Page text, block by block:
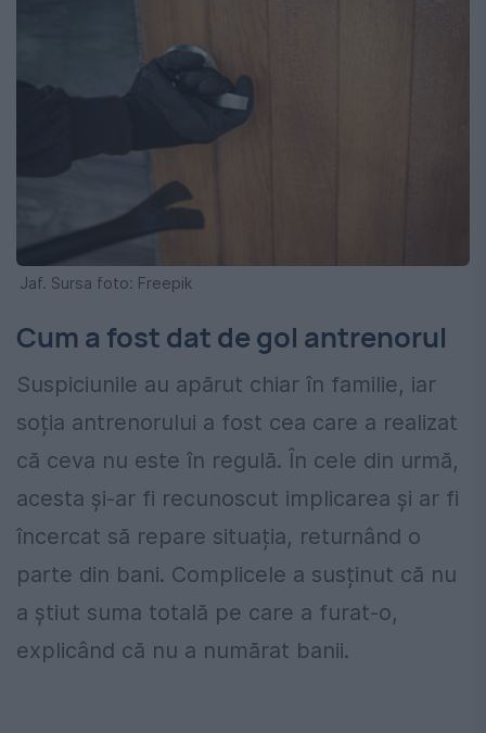
Jaf. Sursa foto: Freepik
Cum a fost dat de gol antrenorul
Suspiciunile au apărut chiar în familie, iar
soția antrenorului a fost cea care a realizat
că ceva nu este în regulă. În cele din urmă,
acesta și-ar fi recunoscut implicarea și ar fi
încercat să repare situația, returnând o
parte din bani. Complicele a susținut că nu
a știut suma totală pe care a furat-o,
explicând că nu a numărat banii.